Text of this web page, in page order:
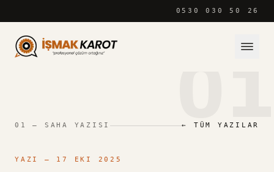
0530 030 50 26
01 — SAHA YAZISI ← TÜM YAZILAR
YAZI — 17 EKI 2025